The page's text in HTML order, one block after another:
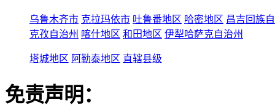
乌鲁木齐市 克拉玛依市 吐鲁番地区 哈密地区 昌吉回族
克孜自治州 喀什地区 和田地区 伊犁哈萨克自治州
塔城地区 阿勒泰地区 直辖县级
免责声明：